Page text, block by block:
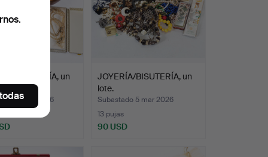
BISUTERÍA, un
19 mar 2026
JOYERÍA/BISUTERÍA, un
lote.
Subastado 5 mar 2026
13 pujas
90 USD